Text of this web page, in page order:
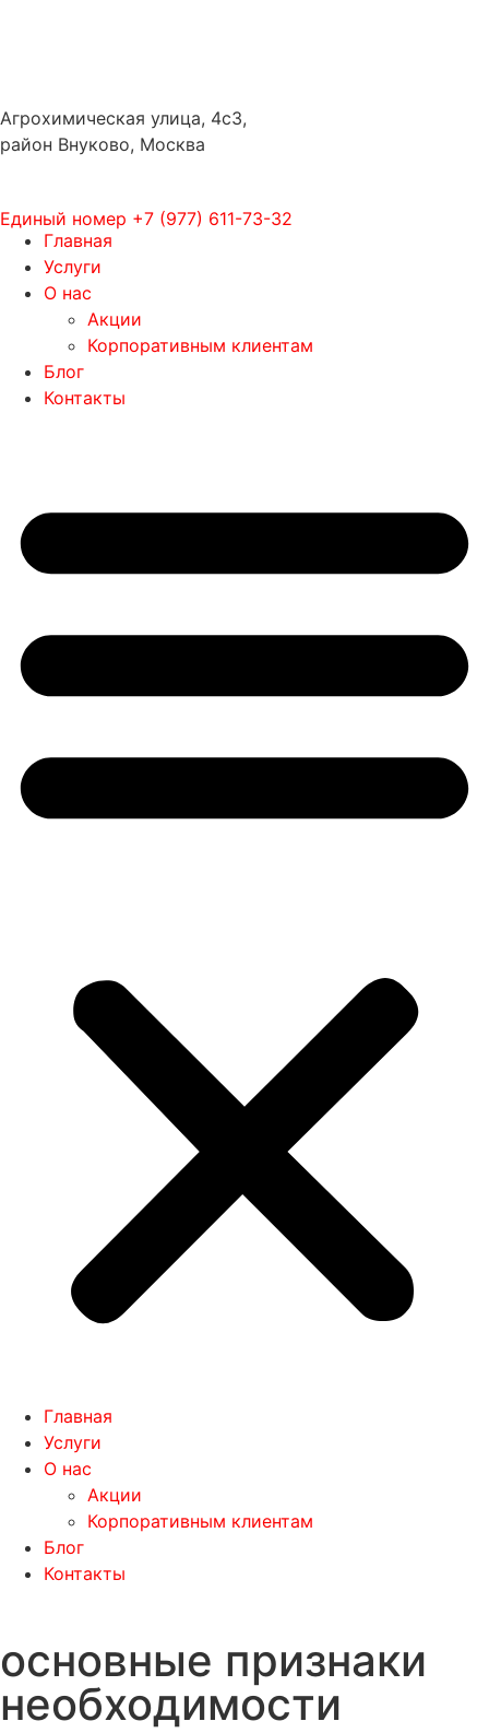
Агрохимическая улица, 4с3,
район Внуково, Москва
Единый номер +7 (977) 611-73-32
Главная
Услуги
О нас
Акции
Корпоративным клиентам
Блог
Контакты
Главная
Услуги
О нас
Акции
Корпоративным клиентам
Блог
Контакты
основные признаки
необходимости